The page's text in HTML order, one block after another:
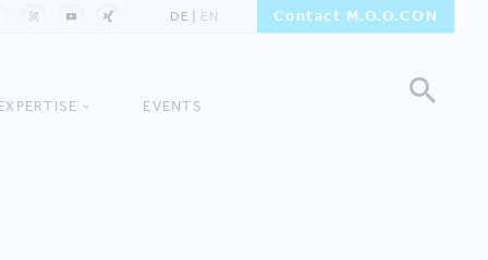
DE EN Contact M.O.O.CON
EVENTS